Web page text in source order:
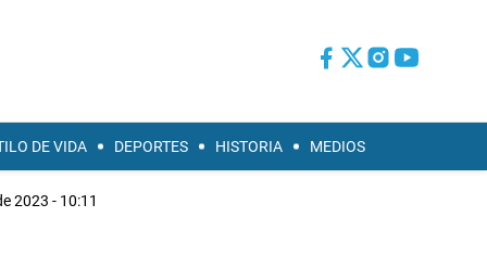
DE VIDA DEPORTES HISTORIA MEDIOS
2023 - 10:11